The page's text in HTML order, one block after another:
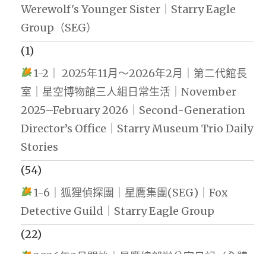
Werewolf's Younger Sister｜Starry Eagle
Group（SEG）
(1)
1-2｜ 2025年11月～2026年2月｜第二代館長
室｜星空博物館三人組日常生活｜November
2025–February 2026｜Second-Generation
Director’s Office｜Starry Museum Trio Daily
Stories
(54)
1-6｜狐狸偵探團｜星鷹集團(SEG)｜Fox
Detective Guild｜Starry Eagle Group
(22)